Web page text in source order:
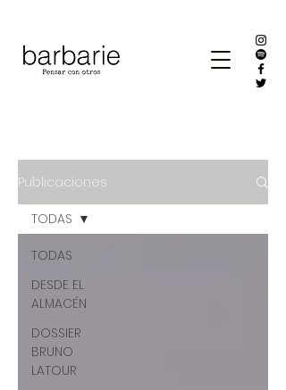
Publicaciones
TODAS
DESDE EL
ALMACÉN
DOSSIER
BRUNO
LATOUR
TODAS